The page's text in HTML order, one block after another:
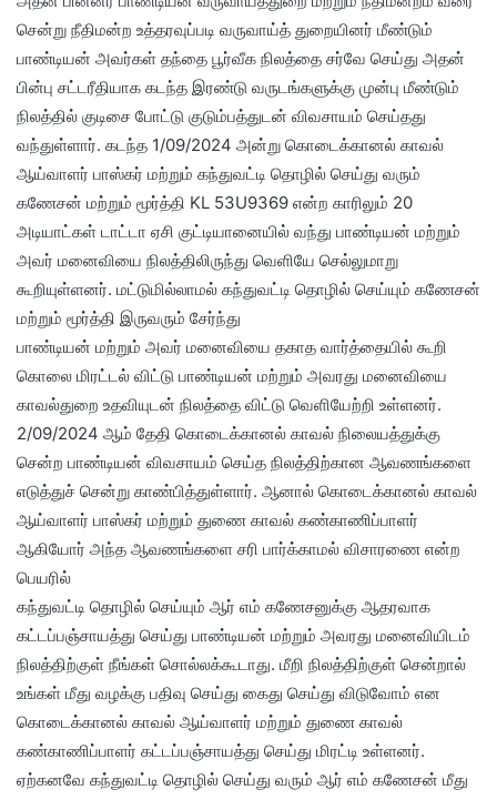
சென்று நீதிமன்ற உத்தரவுப்படி வருவாய்த் துறையினர் மீண்டும்
பாண்டியன் அவர்கள் தந்தை பூர்வீக நிலத்தை சர்வே செய்து அதன்
பின்பு சட்டரீதியாக கடந்த இரண்டு வருடங்களுக்கு முன்பு மீண்டும்
நிலத்தில் குடிசை போட்டு குடும்பத்துடன் விவசாயம் செய்தது
வந்துள்ளார். கடந்த 1/09/2024 அன்று கொடைக்கானல் காவல்
ஆய்வாளர் பாஸ்கர் மற்றும் கந்துவட்டி தொழில் செய்து வரும்
கணேசன் மற்றும் மூர்த்தி KL 53U9369 என்ற காரிலும் 20
அடியாட்கள் டாட்டா ஏசி குட்டியானையில் வந்து பாண்டியன் மற்றும்
அவர் மனைவியை நிலத்திலிருந்து வெளியே செல்லுமாறு
கூறியுள்ளனர். மட்டுமில்லாமல் கந்துவட்டி தொழில் செய்யும் கணேசன்
மற்றும் மூர்த்தி இருவரும் சேர்ந்து
பாண்டியன் மற்றும் அவர் மனைவியை தகாத வார்த்தையில் கூறி
கொலை மிரட்டல் விட்டு பாண்டியன் மற்றும் அவரது மனைவியை
காவல்துறை உதவியுடன் நிலத்தை விட்டு வெளியேற்றி உள்ளனர்.
2/09/2024 ஆம் தேதி கொடைக்கானல் காவல் நிலையத்துக்கு
சென்ற பாண்டியன் விவசாயம் செய்த நிலத்திற்கான ஆவணங்களை
எடுத்துச் சென்று காண்பித்துள்ளார். ஆனால் கொடைக்கானல் காவல்
ஆய்வாளர் பாஸ்கர் மற்றும் துணை காவல் கண்காணிப்பாளர்
ஆகியோர் அந்த ஆவணங்களை சரி பார்க்காமல் விசாரணை என்ற
பெயரில்
கந்துவட்டி தொழில் செய்யும் ஆர் எம் கணேசனுக்கு ஆதரவாக
கட்டப்பஞ்சாயத்து செய்து பாண்டியன் மற்றும் அவரது மனைவியிடம்
நிலத்திற்குள் நீங்கள் சொல்லக்கூடாது. மீறி நிலத்திற்குள் சென்றால்
உங்கள் மீது வழக்கு பதிவு செய்து கைது செய்து விடுவோம் என
கொடைக்கானல் காவல் ஆய்வாளர் மற்றும் துணை காவல்
கண்காணிப்பாளர் கட்டப்பஞ்சாயத்து செய்து மிரட்டி உள்ளனர்.
ஏற்கனவே கந்துவட்டி தொழில் செய்து வரும் ஆர் எம் கணேசன் மீது